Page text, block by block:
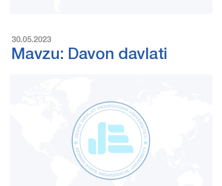
30.05.2023
Mavzu: Davon davlati